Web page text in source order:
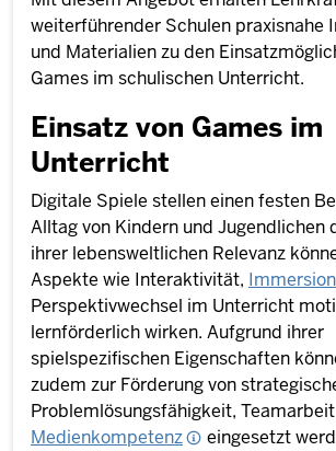
weiterführender Schulen praxisnahe
und Materialien zu den
Games im schulischen Unterricht.
Einsatz von Games im
Unterricht
Digitale Spiele stellen einen festen
Alltag von Kindern und Jugendlichen
ihrer lebensweltlichen Relevanz
Aspekte wie Interaktivität, Immersion
Perspektivwechsel im Unterricht
lernförderlich wirken. Aufgrund ihrer
spielspezifischen Eigenschaften
zudem zur Förderung von
Problemlösungsfähigkeit,
Medienkompetenz
eingesetzt